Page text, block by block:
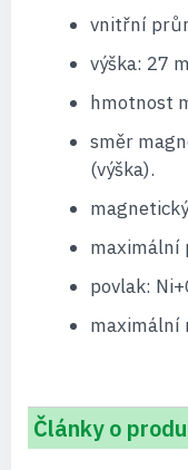
vnitřní
výška: 27
hmotnost
směr
(výška).
maximální
povlak:
maximální
Články o